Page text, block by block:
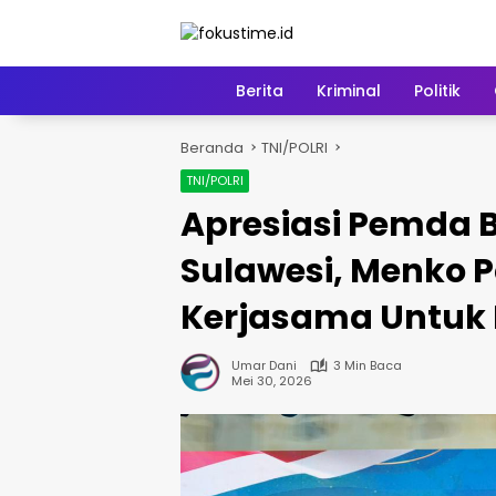
HomeBerita Kriminal Politik
Beranda TNI/POLRI
TNI/POLRI
Apresiasi Pemda
Sulawesi, Menko
Kerjasama
Umar Dani
3 Min Baca
Mei 30, 2026